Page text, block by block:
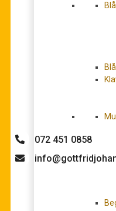
Studio Ghibli:
Behöver
072 451 0858
Gottfrid Johansson